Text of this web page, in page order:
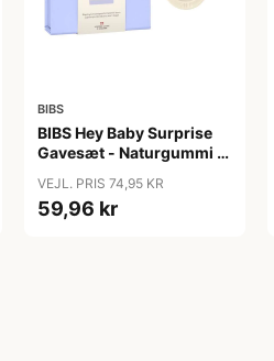
BIBS
BIBS Hey Baby Surprise
Gavesæt - Naturgummi -
VEJL. PRIS 74,95 KR
59,96 kr